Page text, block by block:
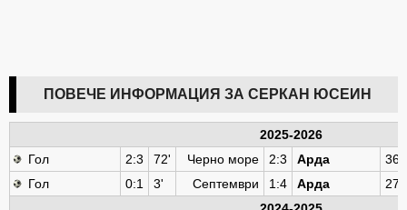
ПОВЕЧЕ ИНФОРМАЦИЯ ЗА СЕРКАН ЮСЕИН
2025-2026
Гол
2:3 72' Черно море 2:3 Арда
36
Гол
0:1 3' Септември 1:4 Арда
27